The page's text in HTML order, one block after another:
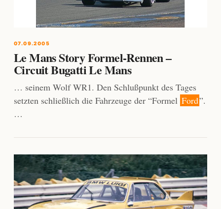
07.09.2005
Le Mans Story Formel-Rennen –
Circuit Bugatti Le Mans
… seinem Wolf WR1. Den Schlußpunkt des Tages
setzten schließlich die Fahrzeuge der “Formel Ford”.
…